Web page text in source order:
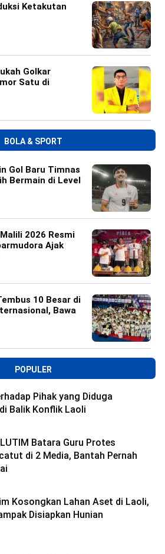
Ketakutan
Golkar
Satu di
BOLA & SPORT
Gol Baru Timnas
Bermain di Level
2026 Resmi
Ajak
10 Besar di
Bawa
POPULER
Pihak yang Diduga
Balik Konflik Laoli
Batara Guru Protes
di 2 Media, Bantah Pernah
Kosongkan Lahan Aset di Laoli,
Disiapkan Hunian